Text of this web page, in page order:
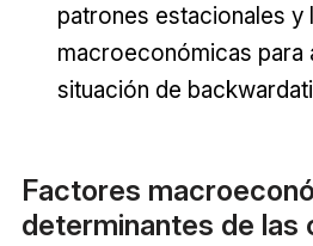
patrones estacionales y
macroeconómicas para
situación de
Factores
determinantes de las